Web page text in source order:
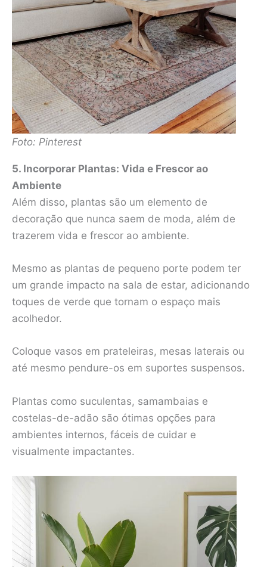
Foto: Pinterest
5. Incorporar Plantas: Vida e Frescor ao
Ambiente
Além disso, plantas são um elemento de
decoração que nunca saem de moda, além de
trazerem vida e frescor ao ambiente.
Mesmo as plantas de pequeno porte podem ter
um grande impacto na sala de estar, adicionando
toques de verde que tornam o espaço mais
acolhedor.
Coloque vasos em prateleiras, mesas laterais ou
até mesmo pendure-os em suportes suspensos.
Plantas como suculentas, samambaias e
costelas-de-adão são ótimas opções para
ambientes internos, fáceis de cuidar e
visualmente impactantes.